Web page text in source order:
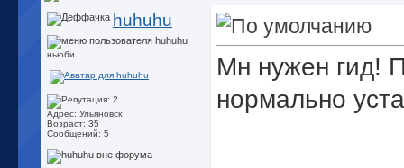
huhuhu
ньюби
Адрес: Ульяновск
Возраст: 35
Сообщений: 5
Мн нужен гид!
нормально